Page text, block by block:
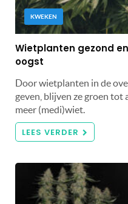
KWEKEN
Wietplanten gezond
oogst
Door wietplanten in de
geven, blijven ze groen tot
meer (medi)wiet.
LEES VERDER